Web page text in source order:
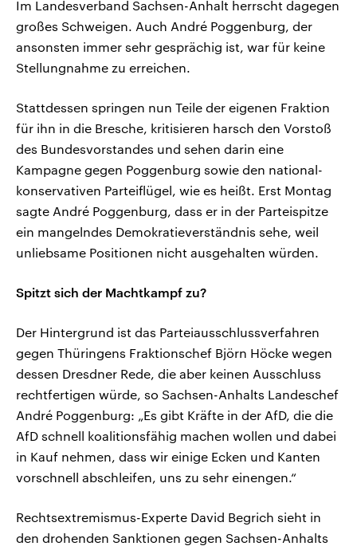
Im Landesverband Sachsen-Anhalt herrscht dagegen
großes Schweigen. Auch André Poggenburg, der
ansonsten immer sehr gesprächig ist, war für keine
Stellungnahme zu erreichen.
Stattdessen springen nun Teile der eigenen Fraktion
für ihn in die Bresche, kritisieren harsch den Vorstoß
des Bundesvorstandes und sehen darin eine
Kampagne gegen Poggenburg sowie den national-
konservativen Parteiflügel, wie es heißt. Erst Montag
sagte André Poggenburg, dass er in der Parteispitze
ein mangelndes Demokratieverständnis sehe, weil
unliebsame Positionen nicht ausgehalten würden.
Spitzt sich der Machtkampf zu?
Der Hintergrund ist das Parteiausschlussverfahren
gegen Thüringens Fraktionschef Björn Höcke wegen
dessen Dresdner Rede, die aber keinen Ausschluss
rechtfertigen würde, so Sachsen-Anhalts Landeschef
André Poggenburg: „Es gibt Kräfte in der AfD, die die
AfD schnell koalitionsfähig machen wollen und dabei
in Kauf nehmen, dass wir einige Ecken und Kanten
vorschnell abschleifen, uns zu sehr einengen.“
Rechtsextremismus-Experte David Begrich sieht in
den drohenden Sanktionen gegen Sachsen-Anhalts